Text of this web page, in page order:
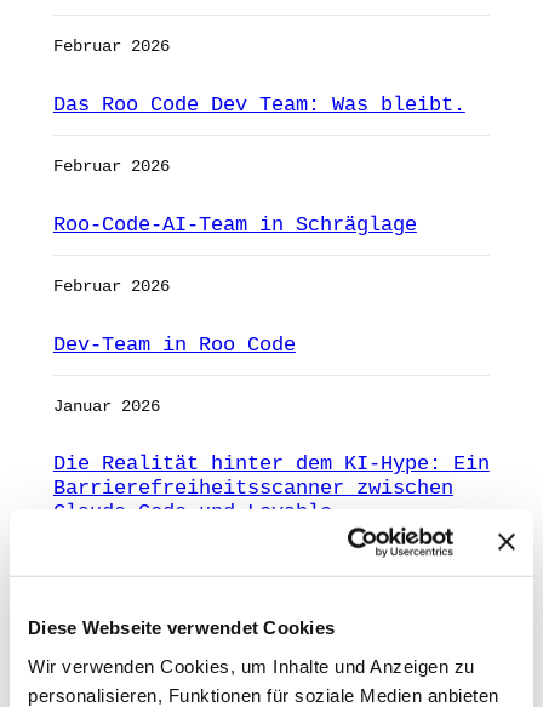
Diese Webseite verwendet Cookies
Wir verwenden Cookies, um Inhalte und Anzeigen zu
personalisieren, Funktionen für soziale Medien anbieten
Februar 2026
Das Roo Code Dev Team: Was bleibt.
Februar 2026
Roo-Code-AI-Team in Schräglage
Februar 2026
Dev-Team in Roo Code
Januar 2026
Die Realität hinter dem KI-Hype: Ein
Barrierefreiheitsscanner zwischen
Claude Code und Lovable
Januar 2026
Warum fehlende Datenstrategie deinem
AI-Erfolg im Weg steht